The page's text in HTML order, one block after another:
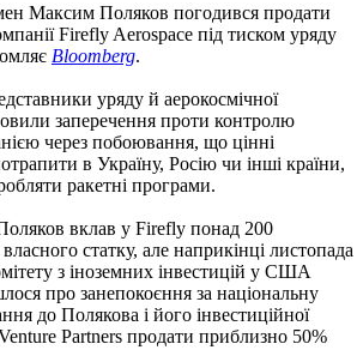
Максим Поляков погодився продати
Firefly Aerospace під тиском уряду
Bloomberg.
уряду й аерокосмічної
заперечення проти контролю
через побоювання, що цінні
в Україну, Росію чи інші країни,
ракетні програми.
вклав у Firefly понад 200
власного статку, але наприкінці листопада
з іноземних інвестицій у США
про занепокоєння за національну
до Полякова і його інвестиційної
Partners продати приблизно 50%